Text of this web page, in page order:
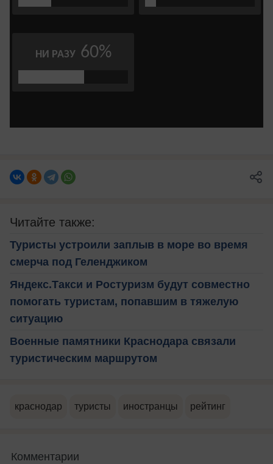
Читайте также:
Туристы устроили заплыв в море во время
смерча под Геленджиком
Яндекс.Такси и Ростуризм будут совместно
помогать туристам, попавшим в тяжелую
ситуацию
Военные памятники Краснодара связали
туристическим маршрутом
краснодар туристы иностранцы рейтинг
Комментарии